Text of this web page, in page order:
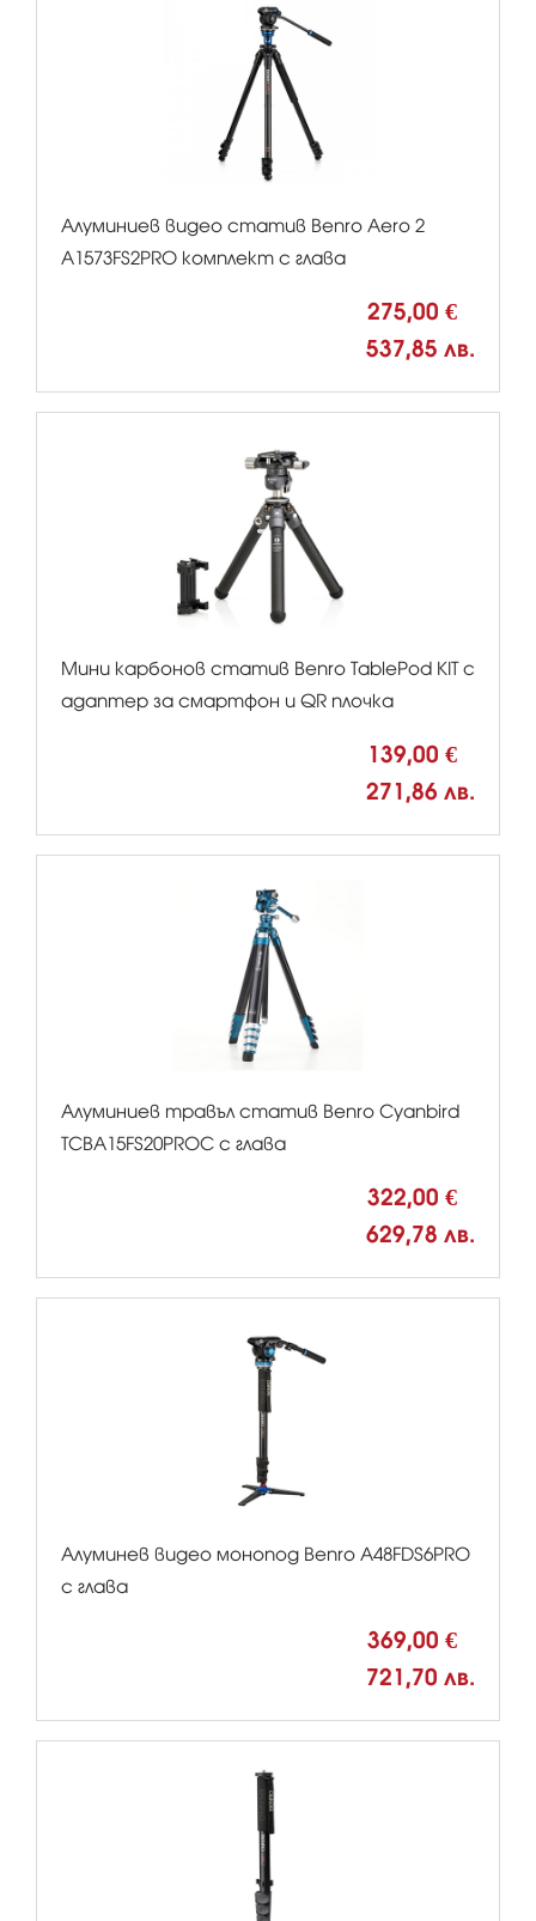
Алуминиев видео статив Benro Aero 2
A1573FS2PRO комплект с глава
275,00 €
537,85 лв.
Мини карбонов статив Benro TablePod KIT с
адаптер за смартфон и QR плочка
139,00 €
271,86 лв.
Алуминиев травъл статив Benro Cyanbird
TCBA15FS20PROC с глава
322,00 €
629,78 лв.
Алуминев видео монопод Benro A48FDS6PRO
с глава
369,00 €
721,70 лв.